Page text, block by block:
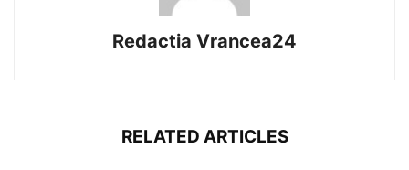
Redactia Vrancea24
RELATED ARTICLES